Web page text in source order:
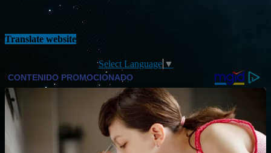
Translate website
Select Language ▼